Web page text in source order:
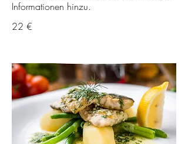
Informationen hinzu.
22 €